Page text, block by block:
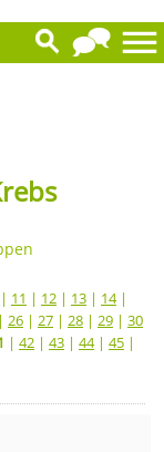
| 11 | 12 | 13 | 14|
| 26 | 27 | 28 | 29 | 30
| 42 | 43 | 44| 45 |